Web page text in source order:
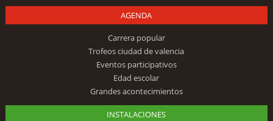
AGENDA
Carrera popular
Trofeos ciudad de valencia
Eventos participativos
Edad escolar
Grandes acontecimientos
INSTALACIONES